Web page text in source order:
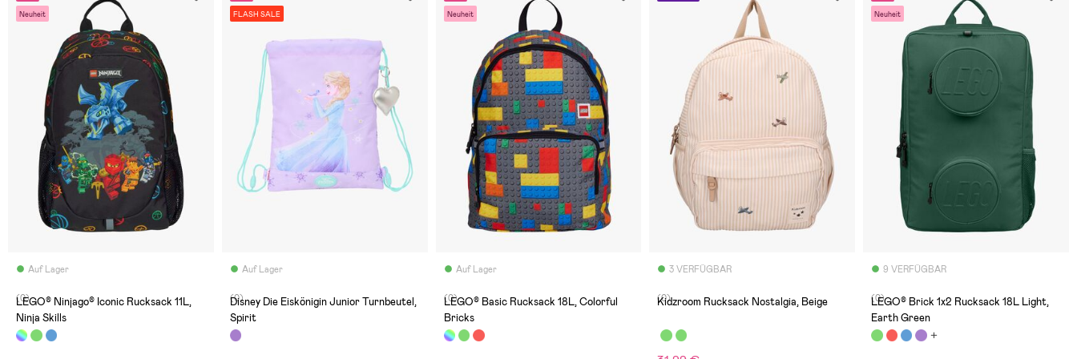
Neuheit
Auf Lager
(0)
LEGO® Ninjago® Iconic Rucksack 11L,
Ninja Skills
FLASH SALE
Auf Lager
(0)
Disney Die Eiskönigin Junior Turnbeutel,
Spirit
Neuheit
Auf Lager
(0)
LEGO® Basic Rucksack 18L, Colorful
Bricks
3 VERFÜGBAR
(0)
Kidzroom Rucksack Nostalgia, Beige
Neuheit
9 VERFÜGBAR
(0)
LEGO® Brick 1x2 Rucksack 18L Light,
Earth Green